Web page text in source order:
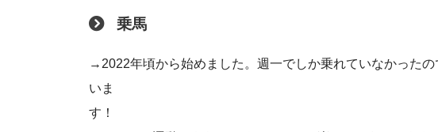
乗馬
→2022年頃から始めました。週一でしか乗れていなかった
いま
す